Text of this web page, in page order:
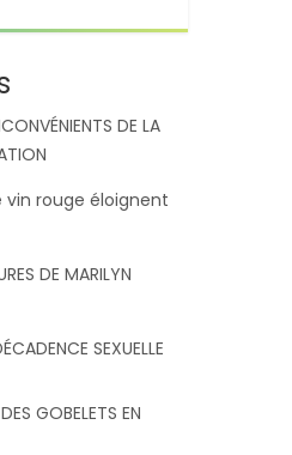
DE LA
rouge éloignent
DE MARILYN
SEXUELLE
GOBELETS EN